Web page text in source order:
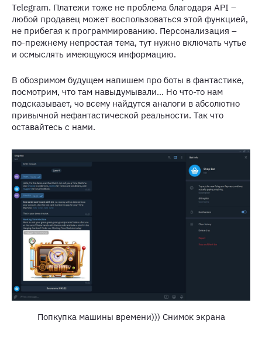
Telegram. Платежи тоже не проблема благодаря API –
любой продавец может воспользоваться этой функцией,
не прибегая к программированию. Персонализация –
по-прежнему непростая тема, тут нужно включать чутье
и осмыслять имеющуюся информацию.
В обозримом будущем напишем про боты в фантастике,
посмотрим, что там навыдумывали… Но что-то нам
подсказывает, чо всему найдутся аналоги в абсолютно
привычной нефантастической реальности. Так что
оставайтесь с нами.
Попкупка машины времени))) Снимок экрана